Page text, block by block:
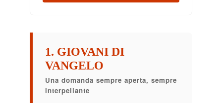
1. GIOVANI DI
VANGELO
Una domanda sempre aperta, sempre
interpellante